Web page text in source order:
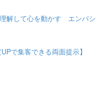
解して心を動かす エンパシ
で集客できる両面提示】